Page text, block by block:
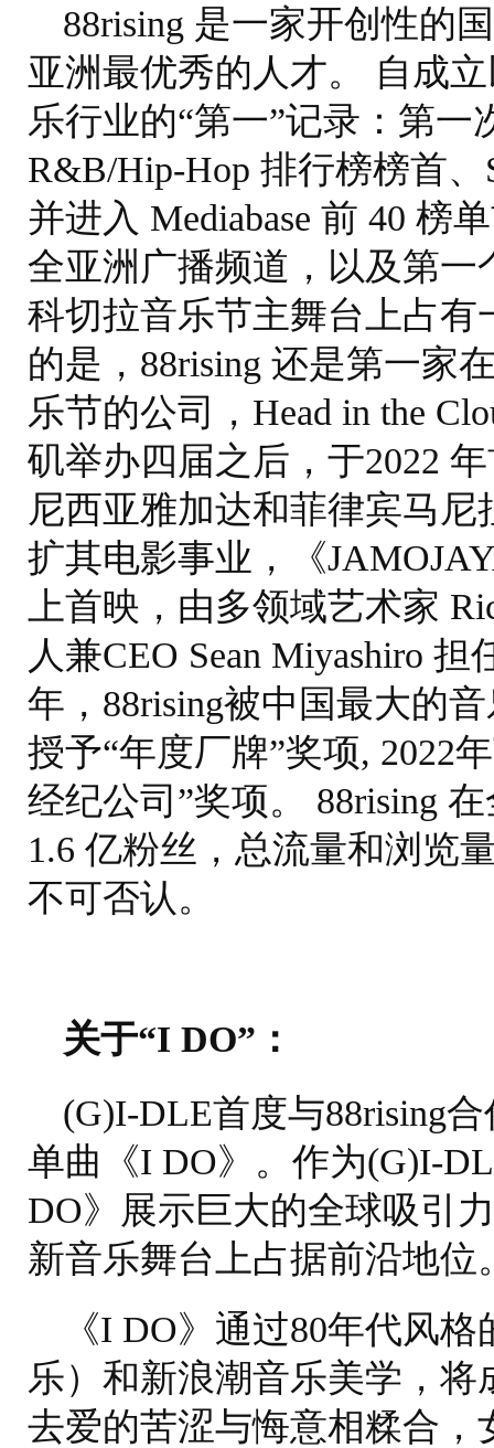
88rising 是一家开创性的
亚洲最优秀的人才。 自成
乐行业的“第一”记录：第
R&B/Hip-Hop 排行榜榜首
并进入 Mediabase 前 40 榜
全亚洲广播频道，以及第一
科切拉音乐节主舞台上占
的是，88rising 还是第一家
乐节的公司，Head in the
矶举办四届之后，于2022
尼西亚雅加达和菲律宾马尼
扩其电影事业，《
上首映，由多领域艺术家
人兼CEO Sean Miyashiro
年，88rising被中国最大的
授予“年度厂牌”奖项, 2022
经纪公司”奖项。 88rising
1.6 亿粉丝，总流量和浏览
不可否认。
关于“I DO”：
(G)I-DLE首度与88rising
单曲《I DO》。作为(G)I-
DO》展示巨大的全球吸引
新音乐舞台上占据前沿地位
《I DO》通过80年代风
乐）和新浪潮音乐美学，
去爱的苦涩与悔意相糅合